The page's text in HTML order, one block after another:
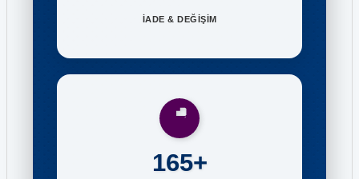
İADE & DEĞİŞİM
165+